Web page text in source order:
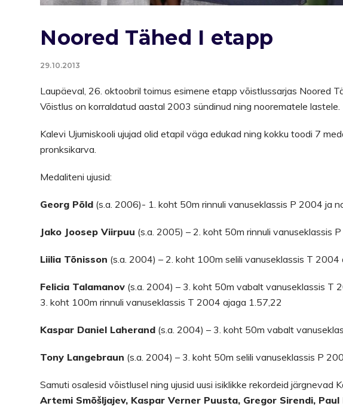
Noored Tähed I etapp
29.10.2013
Laupäeval, 26. oktoobril toimus esimene etapp võistlussarjas Noored
Võistlus on korraldatud aastal 2003 sündinud ning noorematele lastele.
Kalevi Ujumiskooli ujujad olid etapil väga edukad ning kokku toodi 7
pronksikarva.
Medaliteni ujusid:
Georg Põld (s.a. 2006)- 1. koht 50m rinnuli vanuseklassis P 2004 ja
Jako Joosep Viirpuu (s.a. 2005) – 2. koht 50m rinnuli vanuseklassis
Liilia Tõnisson (s.a. 2004) – 2. koht 100m selili vanuseklassis T 2004
Felicia Talamanov (s.a. 2004) – 3. koht 50m vabalt vanuseklassis T
3. koht 100m rinnuli vanuseklassis T 2004 ajaga 1.57,22
Kaspar Daniel Laherand (s.a. 2004) – 3. koht 50m vabalt
Tony Langebraun (s.a. 2004) – 3. koht 50m selili vanuseklassis P
Samuti osalesid võistlusel ning ujusid uusi isiklikke rekordeid järgnevad
Artemi Smõšljajev, Kaspar Verner Puusta, Gregor Sirendi,